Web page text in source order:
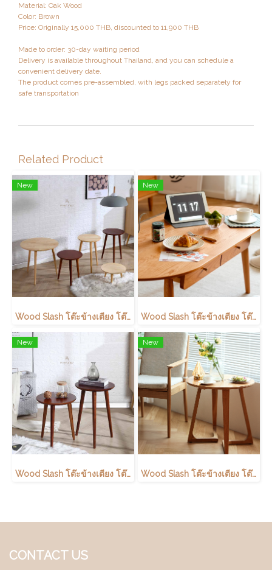
Material: Oak Wood
Color: Brown
Price: Originally 15,000 THB, discounted to 11,900 THB
Made to order: 30-day waiting period
Delivery is available throughout Thailand, and you can schedule a
convenient delivery date.
The product comes pre-assembled, with legs packed separately for
safe transportation
Related Product
New
Wood Slash โต๊ะข้างเตียง โต๊ะกาแฟ โต๊ะกลาง รุ่น Chiki (ちき) ไม้ยางพารา สีอ่อน
New
Wood Slash โต๊ะข้างเตียง โต๊ะกาแฟ โต๊ะกลาง Sara (さら) สไตล์มูจินิมิมอล ไม้โอ๊ค
New
Wood Slash โต๊ะข้างเตียง โต๊ะกาแฟ โต๊ะกลาง รุ่น Chiki (ちき) ไม้ยางพารา สีเข้ม
New
Wood Slash โต๊ะข้างเตียง โต๊ะกาแฟ โต๊ะกลาง Niko (にこ) สไตล์มูจินิมิมอล ไม้โอ๊ค
CONTACT US